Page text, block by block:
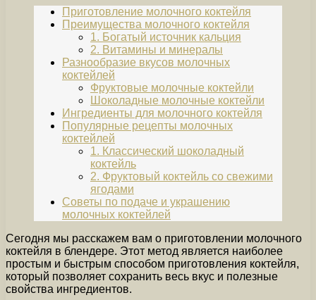
Приготовление молочного коктейля
Преимущества молочного коктейля
1. Богатый источник кальция
2. Витамины и минералы
Разнообразие вкусов молочных
коктейлей
Фруктовые молочные коктейли
Шоколадные молочные коктейли
Ингредиенты для молочного коктейля
Популярные рецепты молочных
коктейлей
1. Классический шоколадный
коктейль
2. Фруктовый коктейль со свежими
ягодами
Советы по подаче и украшению
молочных коктейлей
Сегодня мы расскажем вам о приготовлении молочного
коктейля в блендере. Этот метод является наиболее
простым и быстрым способом приготовления коктейля,
который позволяет сохранить весь вкус и полезные
свойства ингредиентов.